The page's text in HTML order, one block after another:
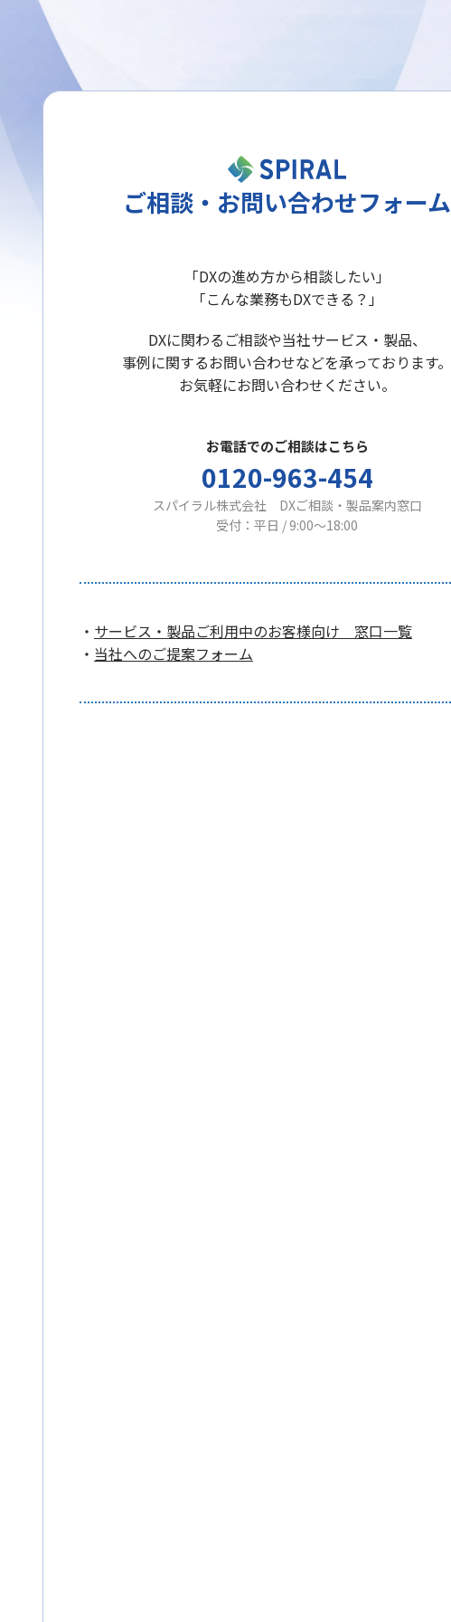
ご相談・お問い合わせフォーム
「DXの進め方から相談したい」
「こんな業務もDXできる？」
DXに関わるご相談や当社サービス・製品、
事例に関するお問い合わせなどを承っております。
お気軽にお問い合わせください。
お電話でのご相談はこちら
0120-963-454
スパイラル株式会社 DXご相談・製品案内窓口
受付：平日 / 9:00〜18:00
・ サービス・製品ご利用中のお客様向け 窓口一覧
・ 当社へのご提案フォーム